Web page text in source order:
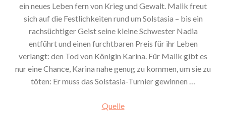
ein neues Leben fern von Krieg und Gewalt. Malik freut
sich auf die Festlichkeiten rund um Solstasia – bis ein
rachsüchtiger Geist seine kleine Schwester Nadia
entführt und einen furchtbaren Preis für ihr Leben
verlangt: den Tod von Königin Karina. Für Malik gibt es
nur eine Chance, Karina nahe genug zu kommen, um sie zu
töten: Er muss das Solstasia-Turnier gewinnen …
Quelle